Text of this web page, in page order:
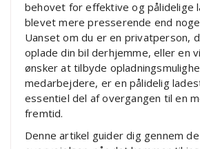
behovet for effektive og pålidelige
blevet mere presserende end
Uanset om du er en privatperson,
oplade din bil derhjemme, eller en
ønsker at tilbyde
medarbejdere, er en pålidelig
essentiel del af overgangen til en
fremtid.
Denne artikel guider dig gennem